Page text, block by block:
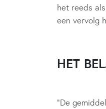
het reeds
een vervolg
HET
“De